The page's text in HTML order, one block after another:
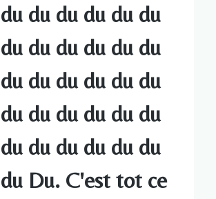
du du du du du
du du du du du
du du du du du
du du du du du
du du du du du
Du. C'est tot ce